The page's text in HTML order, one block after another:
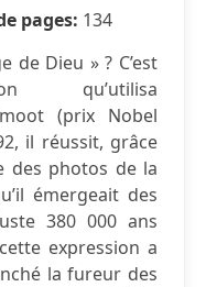
pages: 134
de Dieu » ? C’est
qu’utilisa
(prix Nobel
il réussit, grâce
des photos de la
émergeait des
380 000 ans
expression a
la fureur des